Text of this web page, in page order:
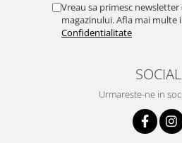
Vreau sa primesc
magazinului. Afla mai multe
Confidentialitate
SOCIAL
Urmareste-ne in